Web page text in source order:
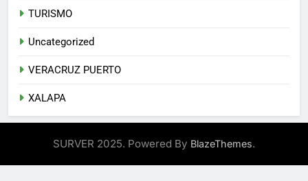
TURISMO
Uncategorized
VERACRUZ PUERTO
XALAPA
SURVER 2025. Powered By BlazeThemes.